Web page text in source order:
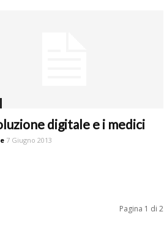
digitale e i medici
7 Giugno 2013
Pagina 1 di 2